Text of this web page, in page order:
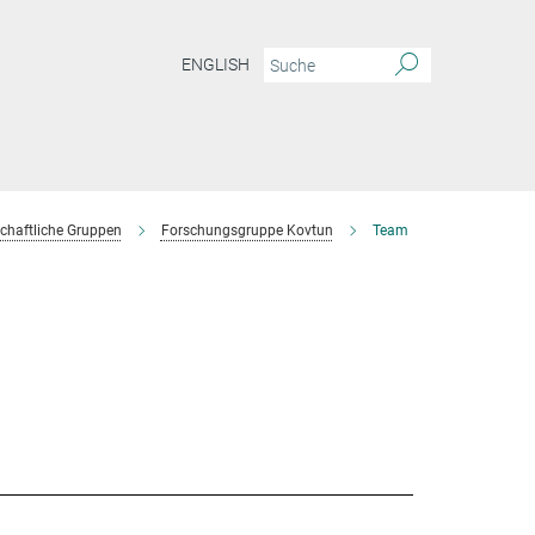
ENGLISH
Gruppen Forschungsgruppe Kovtun Team